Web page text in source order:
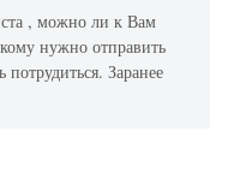
, можно ли к Вам
нужно отправить
Заранее